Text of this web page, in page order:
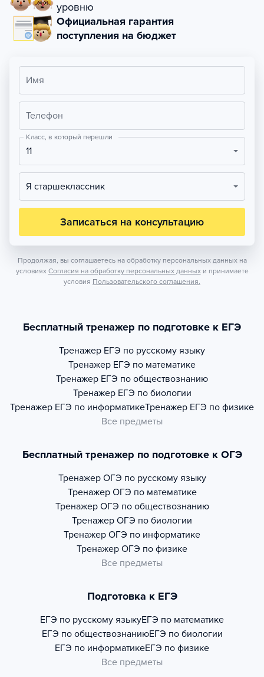
уровню
Официальная гарантия
поступления на бюджет
Имя
Телефон
Класс, в который перешли
11
Я старшеклассник
Записаться на консультацию
Продолжая, вы соглашаетесь на обработку персональных данных на
условиях Согласия на обработку персональных данных и принимаете
условия Пользовательского соглашения.
Бесплатный тренажер по подготовке к ЕГЭ
Тренажер ЕГЭ по русскому языку
Тренажер ЕГЭ по математике
Тренажер ЕГЭ по обществознанию
Тренажер ЕГЭ по биологии
Тренажер ЕГЭ по информатикеТренажер ЕГЭ по физике
Все предметы
Бесплатный тренажер по подготовке к ОГЭ
Тренажер ОГЭ по русскому языку
Тренажер ОГЭ по математике
Тренажер ОГЭ по обществознанию
Тренажер ОГЭ по биологии
Тренажер ОГЭ по информатике
Тренажер ОГЭ по физике
Все предметы
Подготовка к ЕГЭ
ЕГЭ по русскому языкуЕГЭ по математике
ЕГЭ по обществознаниюЕГЭ по биологии
ЕГЭ по информатикеЕГЭ по физике
Все предметы